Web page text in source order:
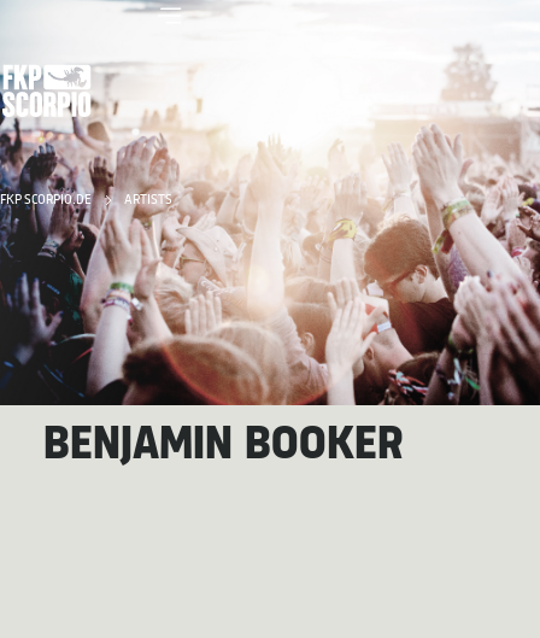
FKP SCORPIO.DE ARTISTS
BENJAMIN BOOKER